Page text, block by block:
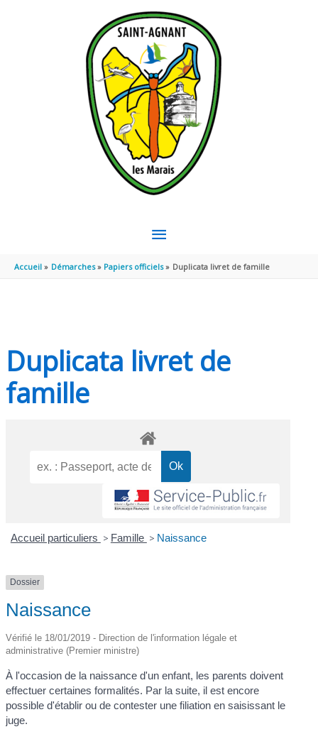
MENU
PRINCIPAL
Accueil Démarches Papiers officiels Duplicata livret de famille
Duplicata livret de
famille
Accueil particuliers > Famille > Naissance
Dossier
Naissance
Vérifié le 18/01/2019 - Direction de l'information légale et
administrative (Premier ministre)
À l'occasion de la naissance d'un enfant, les parents doivent
effectuer certaines formalités. Par la suite, il est encore
possible d'établir ou de contester une filiation en saisissant le
juge.